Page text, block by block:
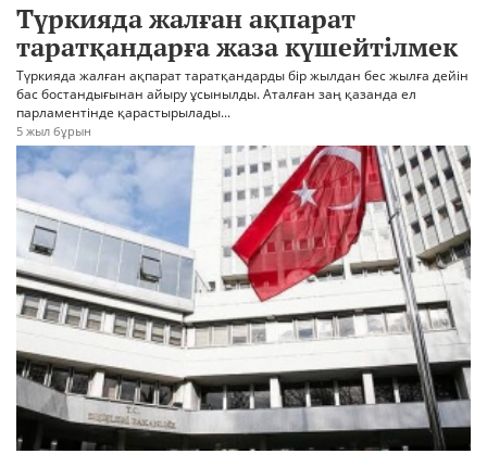
Түркияда жалған ақпарат
таратқандарға жаза күшейтілмек
Түркияда жалған ақпарат таратқандарды бір жылдан бес жылға дейін
бас бостандығынан айыру ұсынылды. Аталған заң қазанда ел
парламентінде қарастырылады...
5 жыл бұрын